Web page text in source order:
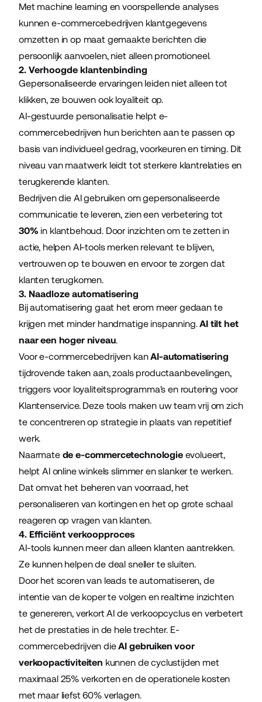
Met machine learning en voorspellende analyses
kunnen e-commercebedrijven klantgegevens
omzetten in op maat gemaakte berichten die
persoonlijk aanvoelen, niet alleen promotioneel.
2. Verhoogde klantenbinding
Gepersonaliseerde ervaringen leiden niet alleen tot
klikken, ze bouwen ook loyaliteit op.
AI-gestuurde personalisatie helpt e-
commercebedrijven hun berichten aan te passen op
basis van individueel gedrag, voorkeuren en timing. Dit
niveau van maatwerk leidt tot sterkere klantrelaties en
terugkerende klanten.
Bedrijven die AI gebruiken om gepersonaliseerde
communicatie te leveren, zien een verbetering tot
30% in klantbehoud. Door inzichten om te zetten in
actie, helpen AI-tools merken relevant te blijven,
vertrouwen op te bouwen en ervoor te zorgen dat
klanten terugkomen.
3. Naadloze automatisering
Bij automatisering gaat het erom meer gedaan te
krijgen met minder handmatige inspanning.AI tilt het
naar een hoger niveau.
Voor e-commercebedrijven kanAI-automatisering
tijdrovende taken aan, zoals productaanbevelingen,
triggers voor loyaliteitsprogramma's en routering voor
Klantenservice. Deze tools maken uw team vrij om zich
te concentreren op strategie in plaats van repetitief
werk.
Naarmate de e-commercetechnologieevolueert,
helpt AI online winkels slimmer en slanker te werken.
Dat omvat het beheren van voorraad, het
personaliseren van kortingen en het op grote schaal
reageren op vragen van klanten.
4. Efficiënt verkoopproces
AI-tools kunnen meer dan alleen klanten aantrekken.
Ze kunnen helpen de deal sneller te sluiten.
Door het scoren van leads te automatiseren, de
intentie van de koper te volgen en realtime inzichten
te genereren, verkort AI de verkoopcyclus en verbetert
het de prestaties in de hele trechter. E-
commercebedrijven dieAI gebruiken voor
verkoopactiviteiten kunnen de cyclustijden met
maximaal 25% verkorten en de operationele kosten
met maar liefst 60% verlagen.